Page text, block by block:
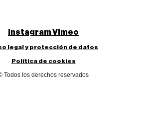
InstagramVimeo
legal y protección de datos
Política de cookies
Todos los derechos reservados